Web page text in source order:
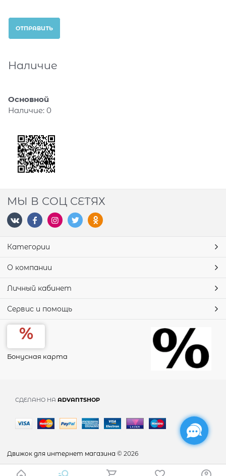
Наличие
Основной
Наличие: 0
МЫ В СОЦ СЕТЯХ
Категории
О компании
Личный кабинет
Сервис и помощь
Бонусная карта
СДЕЛАНО НА ADVANTSHOP
Движок для интернет магазина © 2026